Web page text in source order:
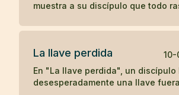
muestra a su discípulo que todo
tiempo, enseñando sobre la
La llave perdida
En "La llave perdida", un discípulo
desesperadamente una llave